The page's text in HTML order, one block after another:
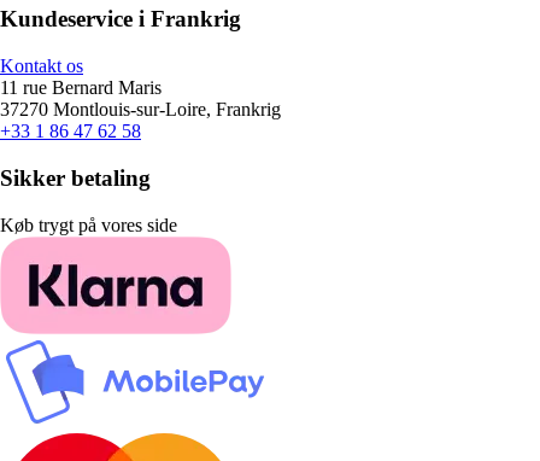
Kundeservice i Frankrig
Kontakt os
11 rue Bernard Maris
37270 Montlouis-sur-Loire, Frankrig
+33 1 86 47 62 58
Sikker betaling
Køb trygt på vores side